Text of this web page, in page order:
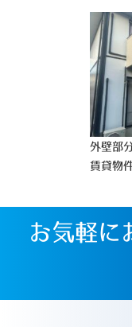
外壁部
賃貸物
お気軽に